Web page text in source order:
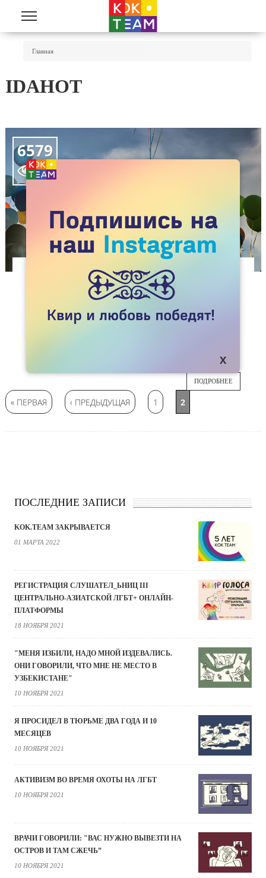
Перейти к основному содержанию
Главная
IDAHOT
6579

ИСТОРИЯ RAINBOWFLASH В КАЗАХСТАНЕ
16
Флешмоб RainbowFlash, приуроченный ко Дню
ПОДРОБНЕЕ
Страницы
« ПЕРВАЯ ‹ ПРЕДЫДУЩАЯ 1 2
ПОСЛЕДНИЕ ЗАПИСИ
KOK.TEAM ЗАКРЫВАЕТСЯ
01 МАРТА 2022
РЕГИСТРАЦИЯ СЛУШАТЕЛ_ЬНИЦ III
ЦЕНТРАЛЬНО-АЗИАТСКОЙ ЛГБТ+ ОНЛАЙН-
ПЛАТФОРМЫ
18 НОЯБРЯ 2021
"МЕНЯ ИЗБИЛИ, НАДО МНОЙ ИЗДЕВАЛИСЬ.
ОНИ ГОВОРИЛИ, ЧТО МНЕ НЕ МЕСТО В
УЗБЕКИСТАНЕ"
10 НОЯБРЯ 2021
Я ПРОСИДЕЛ В ТЮРЬМЕ ДВА ГОДА И 10
МЕСЯЦЕВ
10 НОЯБРЯ 2021
АКТИВИЗМ ВО ВРЕМЯ ОХОТЫ НА ЛГБТ
10 НОЯБРЯ 2021
ВРАЧИ ГОВОРИЛИ: "ВАС НУЖНО ВЫВЕЗТИ НА
ОСТРОВ И ТАМ СЖЕЧЬ”
10 НОЯБРЯ 2021